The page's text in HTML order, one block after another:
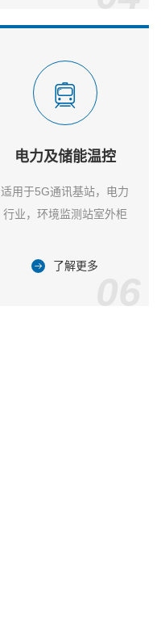
电力及储能温控
适用于5G通讯基站，电力
行业，环境监测站室外柜
了解更多